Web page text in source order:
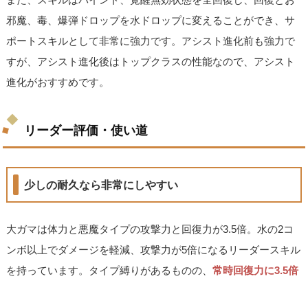
邪魔、毒、爆弾ドロップを水ドロップに変えることができ、サ
ポートスキルとして非常に強力です。アシスト進化前も強力で
すが、アシスト進化後はトップクラスの性能なので、アシスト
進化がおすすめです。
リーダー評価・使い道
少しの耐久なら非常にしやすい
大ガマは体力と悪魔タイプの攻撃力と回復力が3.5倍。水の2コ
ンボ以上でダメージを軽減、攻撃力が5倍になるリーダースキル
を持っています。タイプ縛りがあるものの、常時回復力に3.5倍